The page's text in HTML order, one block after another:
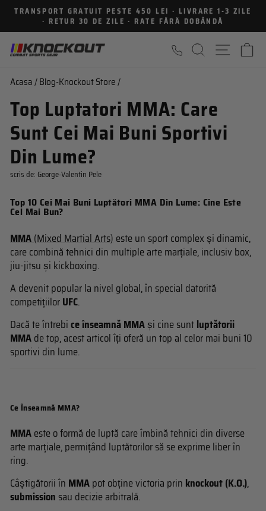
Sari
continut
Intrerupe
TRANSPORT GRATUIT PESTE 450 LEI · LIVRARE 1-3 ZILE
· RETUR 30 DE ZILE · RATE FĂRĂ DOBÂNDĂ
CAUTARE
Acasa/Blog-Knockout Store/
Top Luptatori MMA: Care
Sunt Cei Mai Buni Sportivi
Din Lume?
scris de: George-Valentin Pele
Top 10 Cei Mai Buni Luptători MMA Din Lume: Cine Este
Cel Mai Bun?
MMA(Mixed Martial Arts) este un sport complex și dinamic,
care combină tehnici din multiple arte marțiale, inclusiv box,
jiu-jitsu și kickboxing.
A devenit popular la nivel global, în special datorită
competițiilorUFC.
Dacă te întrebice înseamnă MMAși cine suntluptătorii
MMAde top, acest articol îți oferă un top al celor mai buni 10
sportivi din lume.
Ce Înseamnă MMA?
MMAeste o formă de luptă care îmbină tehnici din diverse
arte marțiale, permițând luptătorilor să se exprime liber în
ring.
Câștigătorii în MMApot obține victoria prin knockout (K.O.),
submission sau decizie arbitrală.